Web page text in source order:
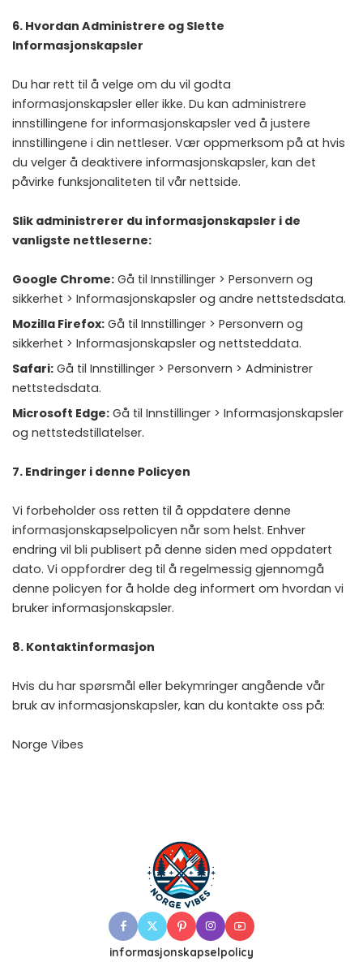
6. Hvordan Administrere og Slette
Informasjonskapsler
Du har rett til å velge om du vil godta
informasjonskapsler eller ikke. Du kan administrere
innstillingene for informasjonskapsler ved å justere
innstillingene i din nettleser. Vær oppmerksom på at hvis
du velger å deaktivere informasjonskapsler, kan det
påvirke funksjonaliteten til vår nettside.
Slik administrerer du informasjonskapsler i de
vanligste nettleserne:
Google Chrome: Gå til Innstillinger > Personvern og
sikkerhet > Informasjonskapsler og andre nettstedsdata.
Mozilla Firefox: Gå til Innstillinger > Personvern og
sikkerhet > Informasjonskapsler og nettsteddata.
Safari: Gå til Innstillinger > Personvern > Administrer
nettstedsdata.
Microsoft Edge: Gå til Innstillinger > Informasjonskapsler
og nettstedstillatelser.
7. Endringer i denne Policyen
Vi forbeholder oss retten til å oppdatere denne
informasjonskapselpolicyen når som helst. Enhver
endring vil bli publisert på denne siden med oppdatert
dato. Vi oppfordrer deg til å regelmessig gjennomgå
denne policyen for å holde deg informert om hvordan vi
bruker informasjonskapsler.
8. Kontaktinformasjon
Hvis du har spørsmål eller bekymringer angående vår
bruk av informasjonskapsler, kan du kontakte oss på:
Norge Vibes
informasjonskapselpolicy